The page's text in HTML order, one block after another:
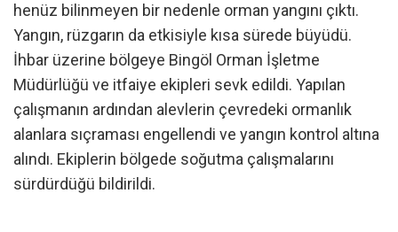
henüz bilinmeyen bir nedenle orman yangını çıktı.
Yangın, rüzgarın da etkisiyle kısa sürede büyüdü.
İhbar üzerine bölgeye Bingöl Orman İşletme
Müdürlüğü ve itfaiye ekipleri sevk edildi. Yapılan
çalışmanın ardından alevlerin çevredeki ormanlık
alanlara sıçraması engellendi ve yangın kontrol altına
alındı. Ekiplerin bölgede soğutma çalışmalarını
sürdürdüğü bildirildi.